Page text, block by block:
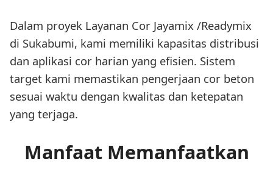
Dalam proyek Layanan Cor Jayamix /Readymix
di Sukabumi, kami memiliki kapasitas distribusi
dan aplikasi cor harian yang efisien. Sistem
target kami memastikan pengerjaan cor beton
sesuai waktu dengan kwalitas dan ketepatan
yang terjaga.
Manfaat Memanfaatkan